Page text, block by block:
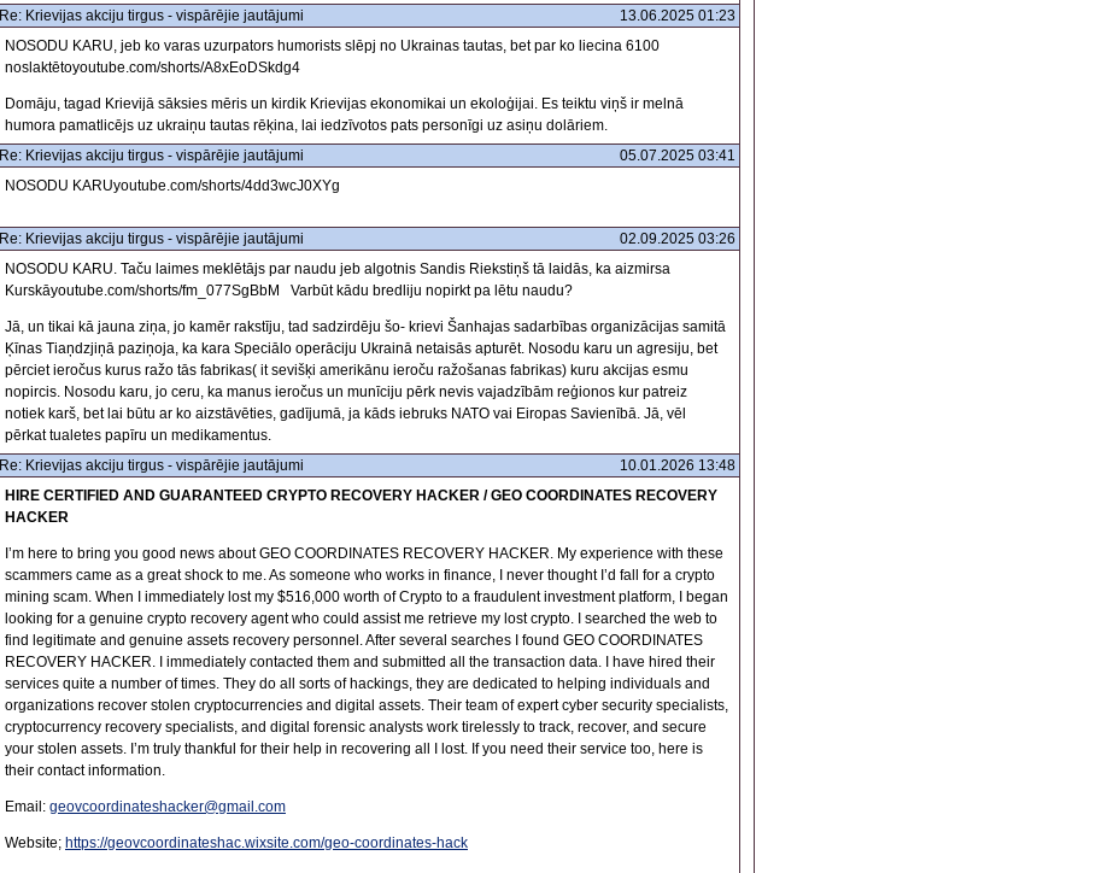
Re: Krievijas akciju tirgus - vispārējie jautājumi
13.06.2025 01:23
NOSODU KARU, jeb ko varas uzurpators humorists slēpj no Ukrainas tautas, bet par ko liecina 6100
noslaktētoyoutube.com/shorts/A8xEoDSkdg4
Domāju, tagad Krievijā sāksies mēris un kirdik Krievijas ekonomikai un ekoloģijai. Es teiktu viņš ir melnā
humora pamatlicējs uz ukraiņu tautas rēķina, lai iedzīvotos pats personīgi uz asiņu dolāriem.
Re: Krievijas akciju tirgus - vispārējie jautājumi
05.07.2025 03:41
NOSODU KARUyoutube.com/shorts/4dd3wcJ0XYg
Re: Krievijas akciju tirgus - vispārējie jautājumi
02.09.2025 03:26
NOSODU KARU. Taču laimes meklētājs par naudu jeb algotnis Sandis Riekstiņš tā laidās, ka aizmirsa
Kurskāyoutube.com/shorts/fm_077SgBbM Varbūt kādu bredliju nopirkt pa lētu naudu?
Jā, un tikai kā jauna ziņa, jo kamēr rakstīju, tad sadzirdēju šo- krievi Šanhajas sadarbības organizācijas samitā
Ķīnas Tiaņdzjiņā paziņoja, ka kara Speciālo operāciju Ukrainā netaisās apturēt. Nosodu karu un agresiju, bet
pērciet ieročus kurus ražo tās fabrikas( it sevišķi amerikānu ieroču ražošanas fabrikas) kuru akcijas esmu
nopircis. Nosodu karu, jo ceru, ka manus ieročus un munīciju pērk nevis vajadzībām reģionos kur patreiz
notiek karš, bet lai būtu ar ko aizstāvēties, gadījumā, ja kāds iebruks NATO vai Eiropas Savienībā. Jā, vēl
pērkat tualetes papīru un medikamentus.
Re: Krievijas akciju tirgus - vispārējie jautājumi
10.01.2026 13:48
HIRE CERTIFIED AND GUARANTEED CRYPTO RECOVERY HACKER / GEO COORDINATES RECOVERY
HACKER
I’m here to bring you good news about GEO COORDINATES RECOVERY HACKER. My experience with these
scammers came as a great shock to me. As someone who works in finance, I never thought I’d fall for a crypto
mining scam. When I immediately lost my $516,000 worth of Crypto to a fraudulent investment platform, I began
looking for a genuine crypto recovery agent who could assist me retrieve my lost crypto. I searched the web to
find legitimate and genuine assets recovery personnel. After several searches I found GEO COORDINATES
RECOVERY HACKER. I immediately contacted them and submitted all the transaction data. I have hired their
services quite a number of times. They do all sorts of hackings, they are dedicated to helping individuals and
organizations recover stolen cryptocurrencies and digital assets. Their team of expert cyber security specialists,
cryptocurrency recovery specialists, and digital forensic analysts work tirelessly to track, recover, and secure
your stolen assets. I’m truly thankful for their help in recovering all I lost. If you need their service too, here is
their contact information.
Email: geovcoordinateshacker@gmail.com
Website; https://geovcoordinateshac.wixsite.com/geo-coordinates-hack